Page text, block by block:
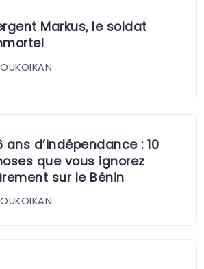
Markus, le soldat
OUKOIKAN
ans d’indépendance : 10
que vous ignorez
sur le Bénin
OUKOIKAN